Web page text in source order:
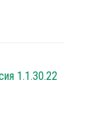
1.1.30.22